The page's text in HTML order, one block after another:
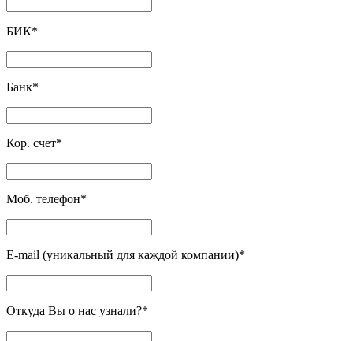
БИК*
Банк*
Кор. счет*
Моб. телефон*
E-mail (уникальный для каждой компании)*
Откуда Вы о нас узнали?*